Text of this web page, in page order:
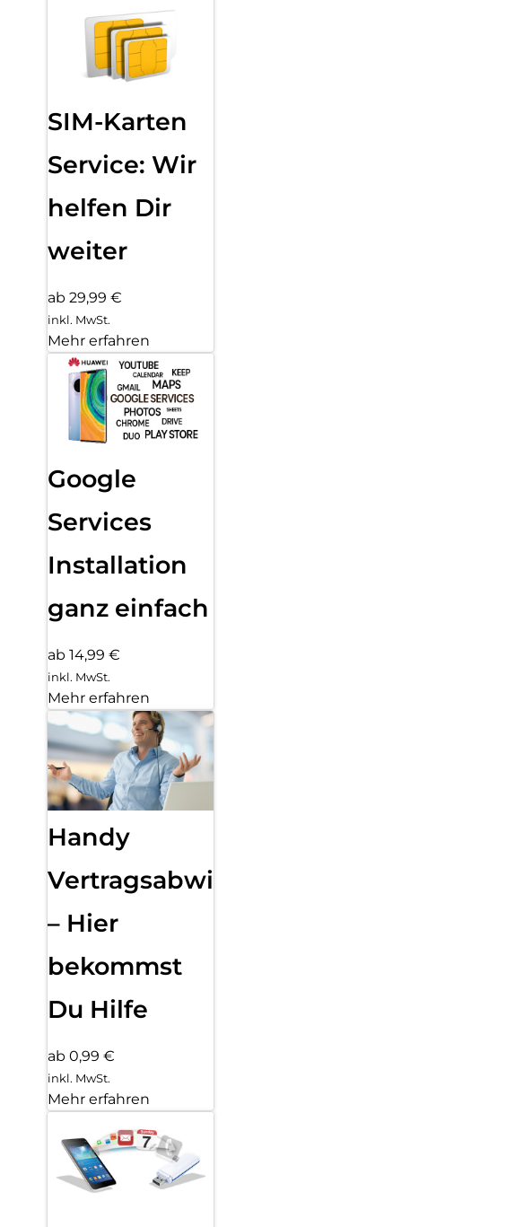
SIM-Karten
Service: Wir
helfen Dir
weiter
ab 29,99 €
inkl. MwSt.
Mehr erfahren
Google
Services
Installation
ganz einfach
ab 14,99 €
inkl. MwSt.
Mehr erfahren
Handy
Vertragsabwicklung
– Hier
bekommst
Du Hilfe
ab 0,99 €
inkl. MwSt.
Mehr erfahren